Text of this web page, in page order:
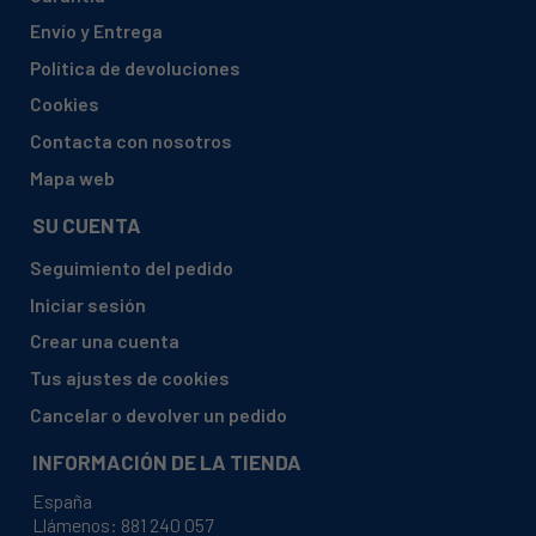
AMICA, 10132.3MSYX KL.A UK
AMICA, 10132.4EMSX AMIRIDIS
AMICA, 10133.3ETSDPHBQX AGI AUS
AMICA, 10133.3ETSDQX AGI AUS
Envío y Entrega
Política de devoluciones
Cookies
Contacta con nosotros
Mapa web
SU CUENTA
Seguimiento del pedido
Iniciar sesión
Crear una cuenta
Tus ajustes de cookies
Cancelar o devolver un pedido
INFORMACIÓN DE LA TIENDA
España
Llámenos: 881 240 057